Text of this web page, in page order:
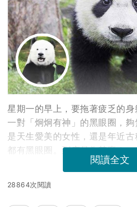
星期一的早上，要拖著疲乏的
一對「炯炯有神」的黑眼圈，
是天生愛美的女性，還是年近
都有黑眼圈。到底是為甚麼？
閱讀全文
28864次閱讀